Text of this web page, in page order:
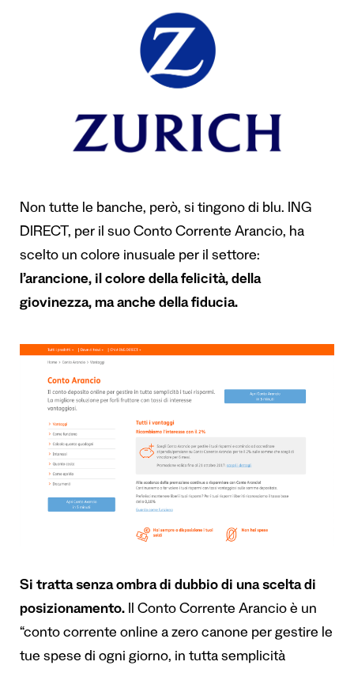
Non tutte le banche, però, si tingono di blu. ING
DIRECT, per il suo Conto Corrente Arancio, ha
scelto un colore inusuale per il settore:
l’arancione, il colore della felicità, della
giovinezza, ma anche della fiducia.
Si tratta senza ombra di dubbio di una scelta di
posizionamento. Il Conto Corrente Arancio è un
“conto corrente online a zero canone per gestire le
tue spese di ogni giorno, in tutta semplicità